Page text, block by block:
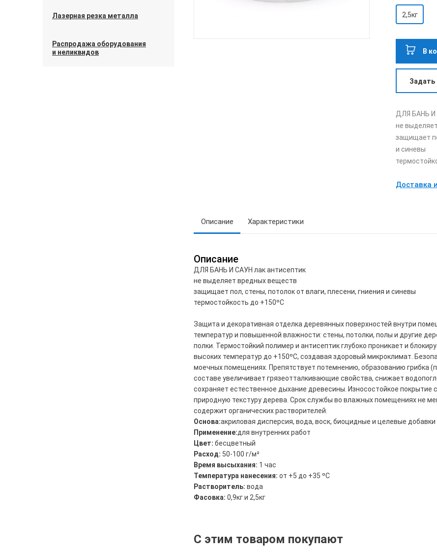
Лазерная резка металла
Распродажа оборудования
и неликвидов
2,5кг
В
Задать
ДЛЯ БАНЬ И
не
защищает
и синевы
Доставка
Описание Характеристики
Описание
ДЛЯ БАНЬ И САУН лак антисептик
не выделяет вредных веществ
защищает пол, стены, потолок от влаги, плесени, гниения и синевы
термостойкость до +150ºС
Защита и декоративная отделка деревянных поверхностей внутри
температур и повышенной влажности: стены, потолки, полы и другие
полки. Термостойкий полимер и антисептик глубоко проникает и
высоких температур до +150ºС, создавая здоровый микроклимат.
моечных помещениях. Препятствует потемнению, образованию грибка
составе увеличивает грязеотталкивающие свойства, снижает
сохраняет естественное дыхание древесины. Износостойкое
природную текстуру дерева. Срок службы во влажных помещениях не
содержит органических растворителей.
Основа:акриловая дисперсия, вода, воск, биоцидные и целевые добавки
Применение:для внутренних работ
Цвет: бесцветный
Расход: 50-100 г/м²
Время высыхания: 1 час
Температура нанесения: от +5 до +35 ºС
Растворитель: вода
Фасовка: 0,9кг и 2,5кг
С этим товаром покупают